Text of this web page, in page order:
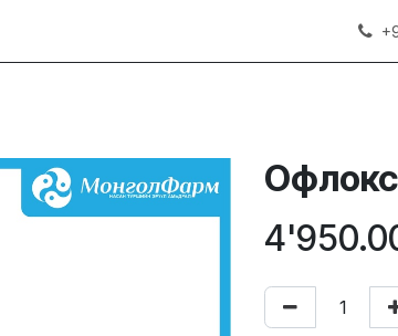
Офлокс